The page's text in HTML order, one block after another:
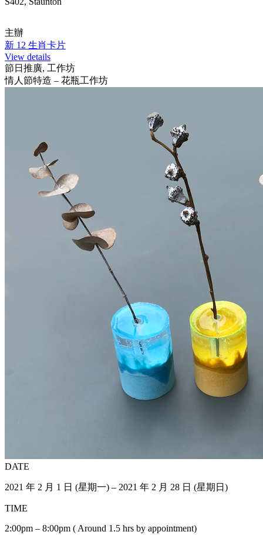
主辦
新 12 生肖卡片
View details
節日推廣, 工作坊
情人節特造 – 花瓶工作坊
DATE
2021 年 2 月 1 日 (星期一) – 2021 年 2 月 28 日 (星期日)
TIME
2:00pm – 8:00pm ( Around 1.5 hrs by appointment)